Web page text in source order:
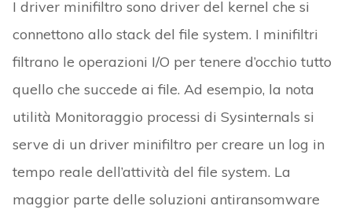
I driver minifiltro sono driver del kernel che si
connettono allo stack del file system. I minifiltri
filtrano le operazioni I/O per tenere d’occhio tutto
quello che succede ai file. Ad esempio, la nota
utilità Monitoraggio processi di Sysinternals si
serve di un driver minifiltro per creare un log in
tempo reale dell’attività del file system. La
maggior parte delle soluzioni antiransomware